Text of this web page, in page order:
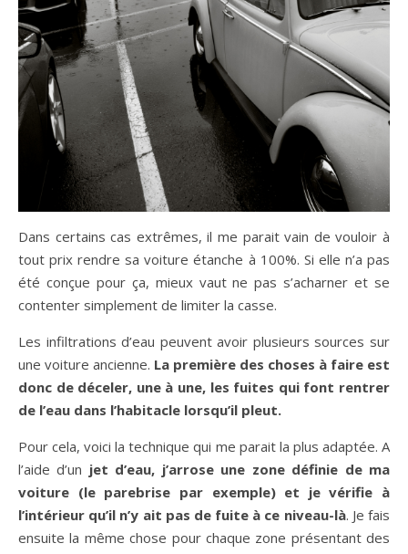
Dans certains cas extrêmes, il me parait vain de vouloir à
tout prix rendre sa voiture étanche à 100%. Si elle n’a pas
été conçue pour ça, mieux vaut ne pas s’acharner et se
contenter simplement de limiter la casse.
Les infiltrations d’eau peuvent avoir plusieurs sources sur
une voiture ancienne. La première des choses à faire est
donc de déceler, une à une, les fuites qui font rentrer
de l’eau dans l’habitacle lorsqu’il pleut.
Pour cela, voici la technique qui me parait la plus adaptée. A
l’aide d’un jet d’eau, j’arrose une zone définie de ma
voiture (le parebrise par exemple) et je vérifie à
l’intérieur qu’il n’y ait pas de fuite à ce niveau-là. Je fais
ensuite la même chose pour chaque zone présentant des